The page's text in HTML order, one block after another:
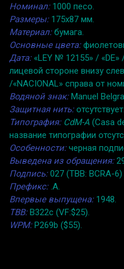
Номинал:1000 песо.
Размеры:175x87 мм.
Материал:бумага.
Основные цвета:
Дата:«LEY № 12155» / «DE»
лицевой стороне внизу
/«NACIONAL» справа от
Водяной знак:Manuel
Защитная нить:отсутствует.
Типография: CdM-A (Casa
название типографии
Особенности:черная
Выведена из обращения:
Подпись:027 (TBB: BCRA-
Префикс:.A.
Впервые выпущена:1948.
TBB:B322c (VF:$25).
WPM:P269b ($55).